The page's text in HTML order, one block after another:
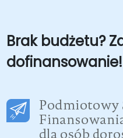
Brak budżetu?
dofinansowanie!